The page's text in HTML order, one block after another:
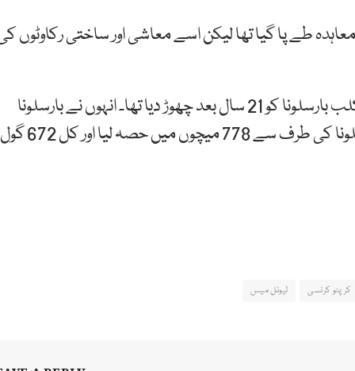
طے پا گیا تھا لیکن اسے معاشی اور ساختی رکاوٹوں
خیال رہے کہ میسی نے گزشتہ مشہور ہسپانوی فٹبال کلب بارسلونا کو 21 سال بعد چھوڑ دیا تھا۔ انہوں نے بارسلونا
کلب 16 اکتوبر 2004 میں جوائن کیا تھا۔ میسی نے بارسلونا کی طرف سے 778 میچوں میں حصہ لیا اور کل 672 گول
کرپٹو کرنسی لیونل میس